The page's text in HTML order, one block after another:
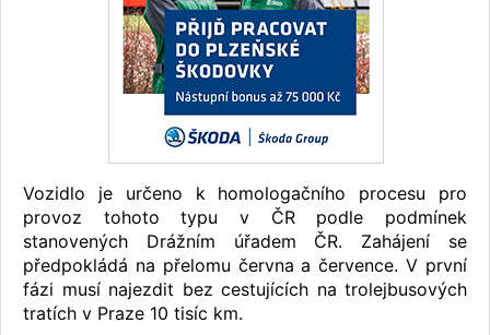
Vozidlo je určeno k homologačního procesu pro
provoz tohoto typu v ČR podle podmínek
stanovených Drážním úřadem ČR. Zahájení se
předpokládá na přelomu června a července. V první
fázi musí najezdit bez cestujících na trolejbusových
tratích v Praze 10 tisíc km.